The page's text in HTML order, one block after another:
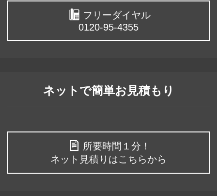
フリーダイヤル
0120-95-4355
ネットで簡単お見積もり
所要時間１分！
ネット見積りはこちらから